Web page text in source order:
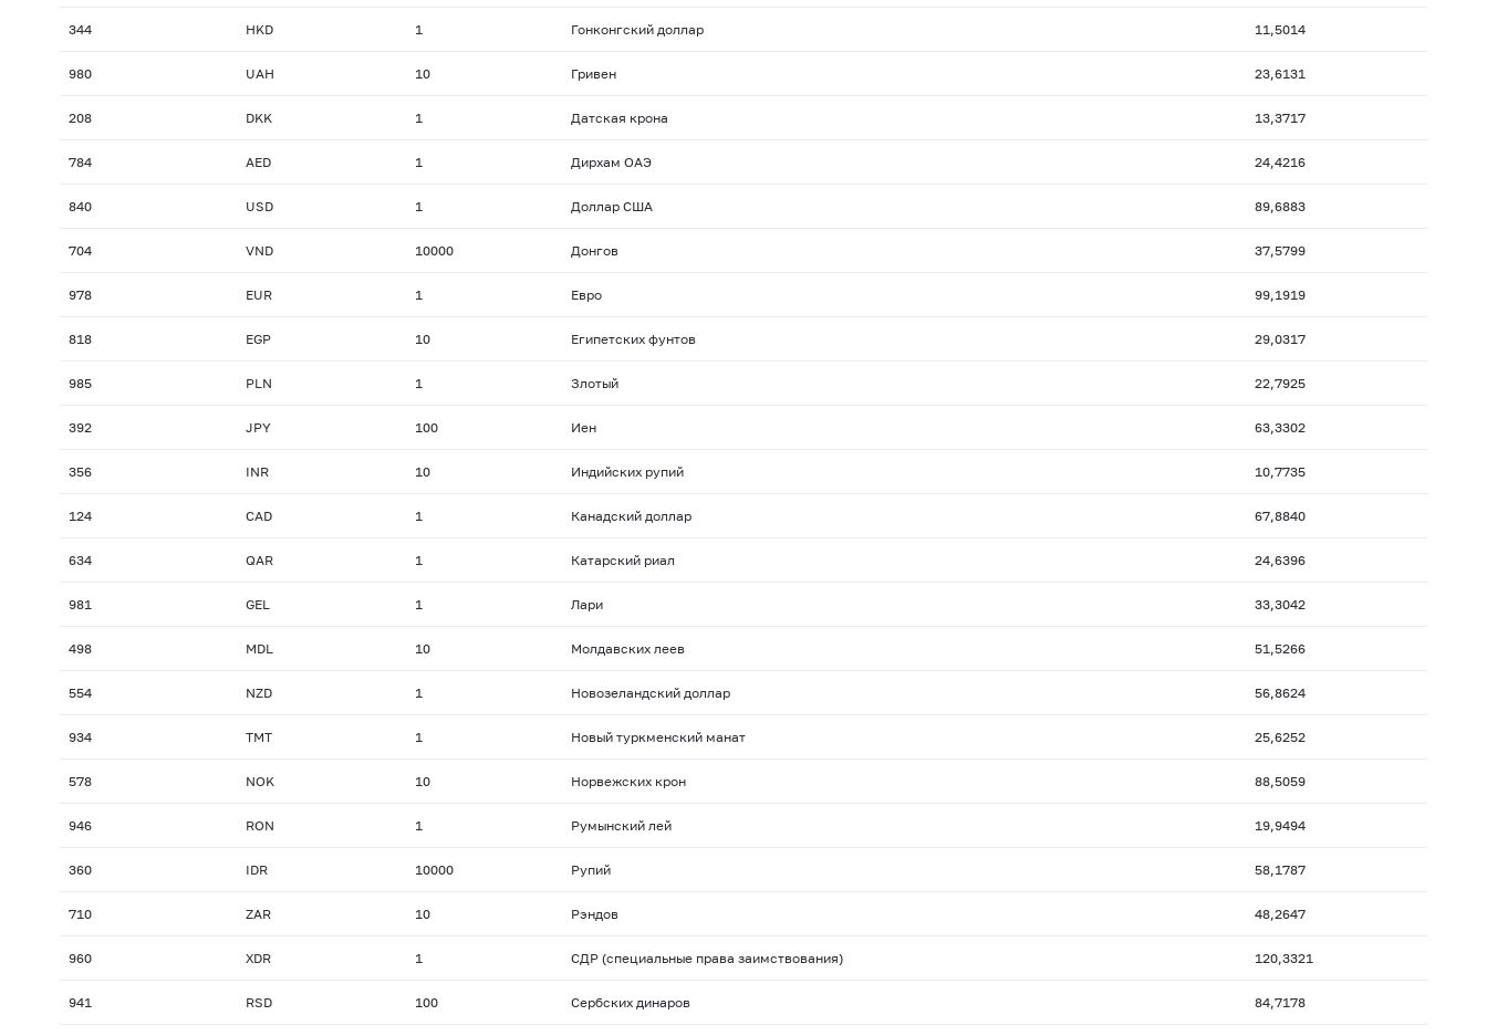
344 HKD 1 Гонконгский доллар 11,5014
980 UAH 10 Гривен 23,6131
208 DKK 1 Датская крона 13,3717
784 AED 1 Дирхам ОАЭ 24,4216
840 USD 1 Доллар США 89,6883
704 VND 10000 Донгов 37,5799
978 EUR 1 Евро 99,1919
818 EGP 10 Египетских фунтов 29,0317
985 PLN 1 Злотый 22,7925
392 JPY 100 Иен 63,3302
356 INR 10 Индийских рупий 10,7735
124 CAD 1 Канадский доллар 67,8840
634 QAR 1 Катарский риал 24,6396
981 GEL 1 Лари 33,3042
498 MDL 10 Молдавских леев 51,5266
554 NZD 1 Новозеландский доллар 56,8624
934 TMT 1 Новый туркменский манат 25,6252
578 NOK 10 Норвежских крон 88,5059
946 RON 1 Румынский лей 19,9494
360 IDR 10000 Рупий 58,1787
710 ZAR 10 Рэндов 48,2647
960 XDR 1 СДР (специальные права заимствования) 120,3321
941 RSD 100 Сербских динаров 84,7178